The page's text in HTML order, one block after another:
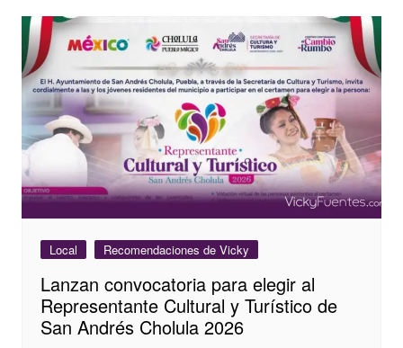
Local Recomendaciones de Vicky
Lanzan convocatoria para elegir al
Representante Cultural y Turístico de
San Andrés Cholula 2026